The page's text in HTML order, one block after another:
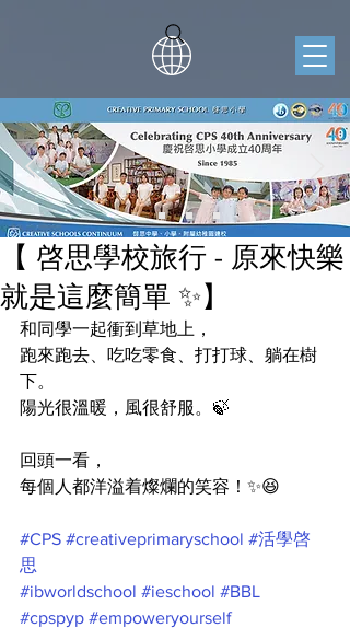
【 啓思學校旅行 - 原來快樂
就是這麼簡單 ✨】
和同學一起衝到草地上，
跑來跑去、吃吃零食、打打球、躺在樹
下。
陽光很溫暖，風很舒服。🍃
回頭一看，
每個人都洋溢着燦爛的笑容！✨😆
#CPS #creativeprimaryschool #活學啓
思
#ibworldschool #ieschool #BBL
#cpspyp #empoweryourself